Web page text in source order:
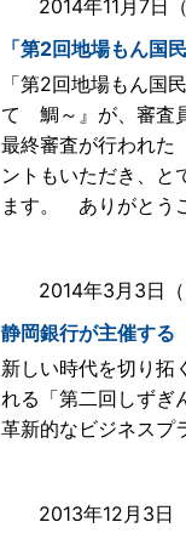
2014年11月7日
「第2回地場もん国
「第2回地場もん
て 鯛～』が、審査
最終審査が行われた
ントもいただき、と
ます。 ありがとう
2014年3月3日
静岡銀行が主催する
新しい時代を切り拓
れる「第二回しずぎ
革新的なビジネスプ
2013年12月3日